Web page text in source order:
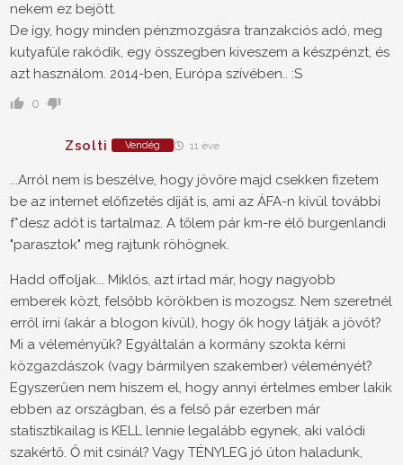
nekem ez bejött.
De így, hogy minden pénzmozgásra tranzakciós adó, meg
kutyafüle rakódik, egy összegben kiveszem a készpénzt, és
azt használom. 2014-ben, Európa szívében.. :S
0
Zsolti Vendég 11 éve
...Arról nem is beszélve, hogy jövőre majd csekken fizetem
be az internet előfizetés díját is, ami az ÁFA-n kívül további
f*desz adót is tartalmaz. A tőlem pár km-re élő burgenlandi
"parasztok" meg rajtunk röhögnek.
Hadd offoljak... Miklós, azt írtad már, hogy nagyobb
emberek közt, felsőbb körökben is mozogsz. Nem szeretnél
erről írni (akár a blogon kívül), hogy ők hogy látják a jövőt?
Mi a véleményük? Egyáltalán a kormány szokta kérni
közgazdászok (vagy bármilyen szakember) véleményét?
Egyszerűen nem hiszem el, hogy annyi értelmes ember lakik
ebben az országban, és a felső pár ezerben már
statisztikailag is KELL lennie legalább egynek, aki valódi
szakértő. Ő mit csinál? Vagy TÉNYLEG jó úton haladunk,